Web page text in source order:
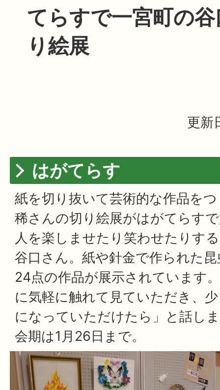
てらすで一宮町の
り絵展
更新
はがてらす
紙を切り抜いて芸術的な作品を
稀さんの切り絵展がはがてらす
人を楽しませたり笑わせたりす
谷口さん。紙や針金で作られた
24点の作品が展示されています
に気軽に触れて見ていただき、
になっていただけたら」と話し
会期は1月26日まで。